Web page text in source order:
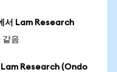
서 Lam Research
같음
Research (Ondo